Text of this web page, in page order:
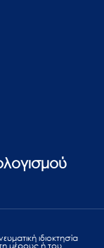
ιδιοκτησία